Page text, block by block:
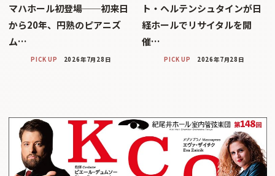
マハホール初登場──初来日
から20年、円熟のピアニズ
ム…
PICK UP 2026年7月28日
ト・ヘルテンシュタインが日
経ホールでリサイタルを開
催…
PICK UP 2026年7月28日